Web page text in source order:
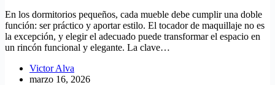
En los dormitorios pequeños, cada mueble debe cumplir una doble
función: ser práctico y aportar estilo. El tocador de maquillaje no es
la excepción, y elegir el adecuado puede transformar el espacio en
un rincón funcional y elegante. La clave…
Victor Alva
marzo 16, 2026